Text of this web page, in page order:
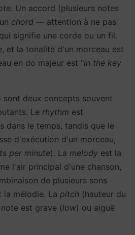
. Un accord (plusieurs notes
chord — attention à ne pas
qui signifie une corde ou un fil.
, et la tonalité d'un morceau est
en do majeur est "in the key
deux concepts souvent
Le rhythm est
dans le temps, tandis que le
d'exécution d'un morceau,
per minute). La melody est la
l'air principal d'une chanson,
de plusieurs sons
la mélodie. La pitch (hauteur du
est grave (low) ou aiguë